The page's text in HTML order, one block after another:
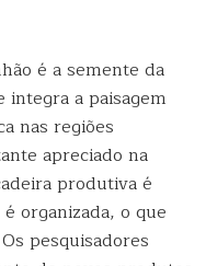
é a semente da
integra a paisagem
nas regiões
apreciado na
produtiva é
organizada, o que
pesquisadores